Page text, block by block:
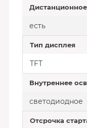
есть
Тип дисплея
TFT
Внутреннее
светодиодное
Отсрочка